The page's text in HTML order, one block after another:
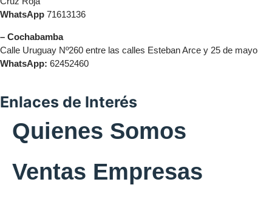
WhatsApp 71613136
– Cochabamba
Calle Uruguay Nº260 entre las calles Esteban Arce y 25 de mayo
WhatsApp: 62452460
Enlaces de Interés
Quienes Somos
Ventas Empresas